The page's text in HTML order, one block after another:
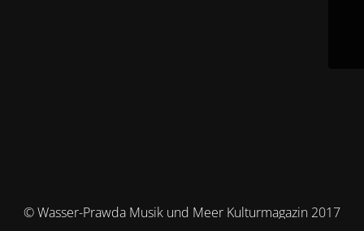
© Wasser-Prawda Musik und Meer Kulturmagazin 2017